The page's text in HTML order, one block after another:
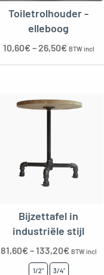
Toiletrolhouder -
elleboog
10,60€–26,50€ BTW incl
Bijzettafel in
industriële stijl
81,60€–133,20€ BTW incl
1/2" 3/4"